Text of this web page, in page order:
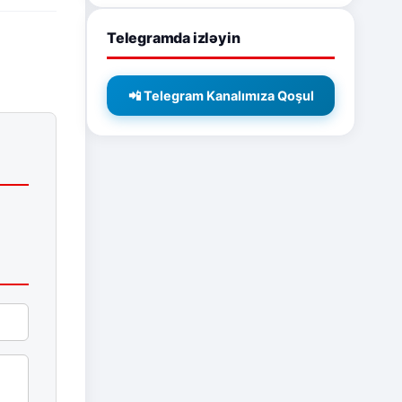
Telegramda izləyin
📲 Telegram Kanalımıza Qoşul